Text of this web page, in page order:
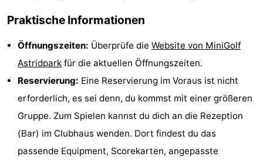
tun
Museen
-
Denkmäler
-
Aussichtspunkte
Attraktionen
Rundfahrten
Bauernhöfe
Praktische Informationen
Öffnungszeiten: Überprüfe die Website von MiniGolf
Astridpark für die aktuellen Öffnungszeiten.
Reservierung: Eine Reservierung im Voraus ist nicht
erforderlich, es sei denn, du kommst mit einer größeren
Gruppe. Zum Spielen kannst du dich an die Rezeption
(Bar) im Clubhaus wenden. Dort findest du das
passende Equipment, Scorekarten, angepasste